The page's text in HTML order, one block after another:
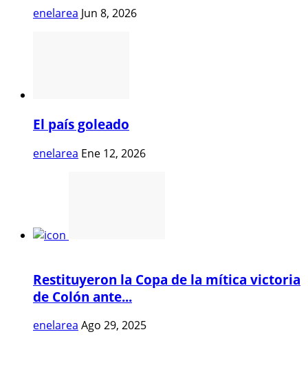
enelarea Jun 8, 2026
El país goleado
enelarea Ene 12, 2026
Restituyeron la Copa de la mítica victoria
de Colón ante...
enelarea Ago 29, 2025